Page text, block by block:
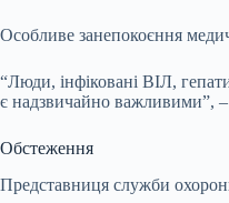
Особливе занепокоєння
“Люди, інфіковані ВІЛ,
є надзвичайно важливими”,
Обстеження
Представниця служби